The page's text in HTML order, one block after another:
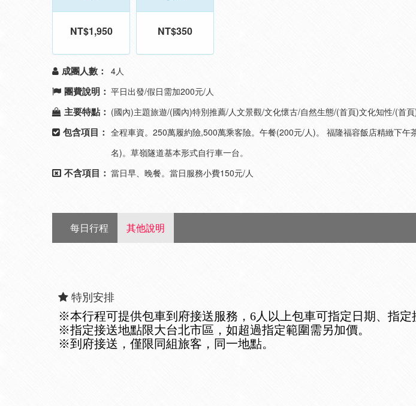
NT$1,950 NT$350
成團人數： 4人
團費說明： 平日出發/假日需加200元/人
主要特點： (國內)主題旅遊/(國內)特別推薦/人文景觀/文化懷古/自然生態/(首頁)文化知性/(首
包含項目： 全程車資。250萬履約險,500萬乘客險。午餐(200元/人)。 福隆福容飯店精緻下
名)。草嶺隧道基本形式自行車一台。
不含項目： 當日早、晚餐。當日服務小費150元/人
每日行程 其他說明
特別安排
※本行程可提供包車到府接送服務，6人以上包車可指定日期、指定
※指定接送地點限大台北市區，如超過指定範圍需另加價。
※到府接送，僅限同組旅客，同一地點。